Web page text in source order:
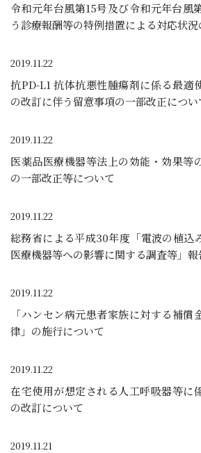
令和元年台風第15号及び令和元年台風
う診療報酬等の特例措置による対応状
2019.11.22
抗PD-L1 抗体抗悪性腫瘍剤に係る最適
の改訂に伴う留意事項の一部改正につい
2019.11.22
医薬品医療機器等法上の効能・効果等
の一部改正等について
2019.11.22
総務省による平成30年度「電波の植込
医療機器等への影響に関する調査等」
2019.11.22
「ハンセン病元患者家族に対する補償
律」の施行について
2019.11.22
在宅使用が想定される人工呼吸器等に
の改訂について
2019.11.21